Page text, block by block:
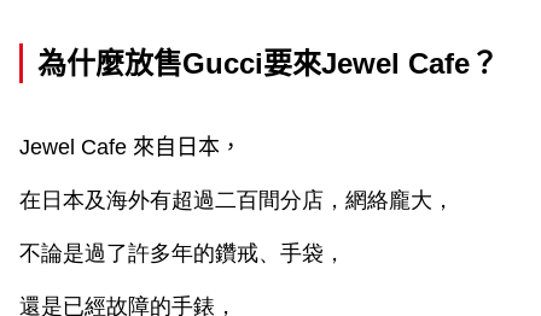
為什麼放售Gucci要來Jewel Cafe？
Jewel Cafe 來自日本，
在日本及海外有超過二百間分店，網絡龐大，
不論是過了許多年的鑽戒、手袋，
還是已經故障的手錶，